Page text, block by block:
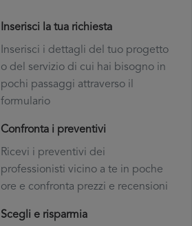
Inserisci la tua richiesta
Inserisci i dettagli del tuo progetto
o del servizio di cui hai bisogno in
pochi passaggi attraverso il
formulario
Confronta i preventivi
Ricevi i preventivi dei
professionisti vicino a te in poche
ore e confronta prezzi e recensioni
Scegli e risparmia